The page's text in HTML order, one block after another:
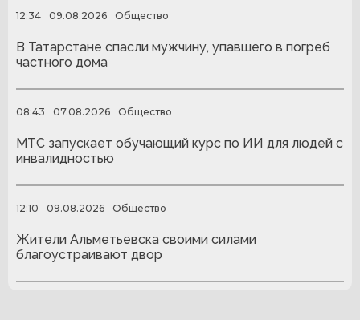
12:34 09.08.2026 Общество
В Татарстане спасли мужчину, упавшего в погреб
частного дома
08:43 07.08.2026 Общество
МТС запускает обучающий курс по ИИ для людей с
инвалидностью
12:10 09.08.2026 Общество
Жители Альметьевска своими силами
благоустраивают двор